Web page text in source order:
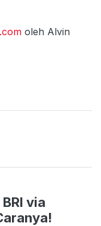
oleh Alvin
via